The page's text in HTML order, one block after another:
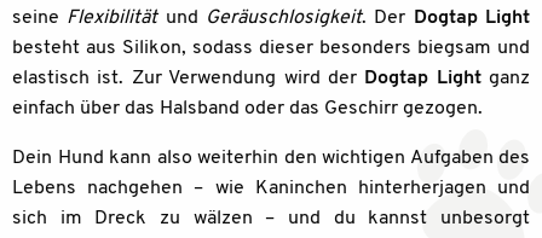
seine Flexibilitätund Geräuschlosigkeit. Der Dogtap Light
besteht aus Silikon, sodass dieser besonders biegsam und
elastisch ist. Zur Verwendung wird der Dogtap Lightganz
einfach über das Halsband oder das Geschirr gezogen.
Dein Hund kann also weiterhin den wichtigen Aufgaben des
Lebens nachgehen – wie Kaninchen hinterherjagen und
sich im Dreck zu wälzen – und du kannst unbesorgt